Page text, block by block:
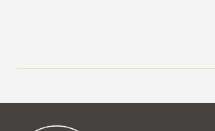
Tanulmányi ügyek
Tanulmányi Osztály